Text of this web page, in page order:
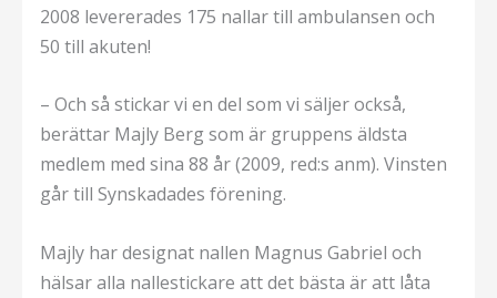
2008 levererades 175 nallar till ambulansen och
50 till akuten!
– Och så stickar vi en del som vi säljer också,
berättar Majly Berg som är gruppens äldsta
medlem med sina 88 år (2009, red:s anm). Vinsten
går till Synskadades förening.
Majly har designat nallen Magnus Gabriel och
hälsar alla nallestickare att det bästa är att låta